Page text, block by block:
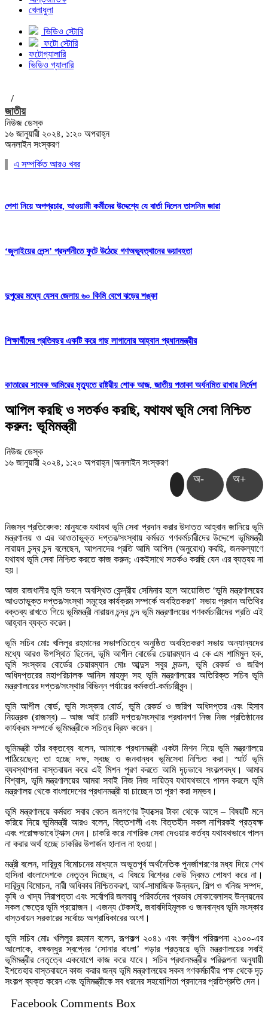
খেলাধুলা
ভিডিও স্টোরি
ফটো স্টোরি
ফটোগ্যালারি
ভিডিও গ্যালারি
/
জাতীয়
নিউজ ডেস্ক
১৬ জানুয়ারী ২০২৪, ১:২০ অপরাহ্ন
অনলাইন সংস্করণ
এ সম্পর্কিত আরও খবর
পেশা নিয়ে অপপ্রচার, আওয়ামী কর্মীদের উদ্দেশ্যে যে বার্তা দিলেন তাসনিম জারা
‘জুলাইয়ের লেন্স’ প্রদর্শনীতে ফুটে উঠেছে গণঅভ্যুত্থানের ভয়াবহতা
দুপুরের মধ্যে যেসব জেলায় ৬০ কিমি বেগে ঝড়ের শঙ্কা
শিক্ষার্থীদের প্রতিবছর একটি করে গাছ লাগানোর আহ্বান প্রধানমন্ত্রীর
কাতারের সাবেক আমিরের মৃত্যুতে রাষ্ট্রীয় শোক আজ, জাতীয় পতাকা অর্ধনমিত রাখার নির্দেশ
আপিল করছি ও সতর্কও করছি, যথাযথ ভূমি সেবা নিশ্চিত
করুন: ভূমিমন্ত্রী
নিউজ ডেস্ক
১৬ জানুয়ারী ২০২৪, ১:২০ অপরাহ্ন |অনলাইন সংস্করণ
অ- অ+
নিজস্ব প্রতিবেদক: মানুষকে যথাযথ ভূমি সেবা প্রদান করার উদাত্ত আহ্বান জানিয়ে ভূমি
মন্ত্রণালয় ও এর আওতাভুক্ত দপ্তর/সংস্থায় কর্মরত গণকর্মচারীদের উদ্দেশে ভূমিমন্ত্রী
নারায়ন চন্দ্র চন্দ বলেছেন, আপনাদের প্রতি আমি আপিল (অনুরোধ) করছি, জনকল্যাণে
যথাযথ ভূমি সেবা নিশ্চিত করতে কাজ করুন; একইসাথে সতর্কও করছি যেন এর ব্যত্যয় না
হয়।
আজ রাজধানীর ভূমি ভবনে অবস্থিত কেন্দ্রীয় সেমিনার হলে আয়োজিত ‘ভূমি মন্ত্রণালয়ের
আওতাভুক্ত দপ্তর/সংস্থা সমূহের কার্যক্রম সম্পর্কে অবহিতকরণ’ সভায় প্রধান অতিথির
বক্তব্য রাখতে গিয়ে ভূমিমন্ত্রী নারায়ন চন্দ্র চন্দ ভূমি মন্ত্রণালয়ের গণকর্মচারীদের প্রতি এই
আহ্বান ব্যক্ত করেন।
ভূমি সচিব মোঃ খলিলুর রহমানের সভাপতিত্বে অনুষ্ঠিত অবহিতকরণ সভায় অন্যান্যদের
মধ্যে আরও উপস্থিত ছিলেন, ভূমি আপীল বোর্ডের চেয়ারম্যান এ কে এম শামিমুল হক,
ভূমি সংস্কার বোর্ডের চেয়ারম্যান মোঃ আব্দুস সবুর মন্ডল, ভূমি রেকর্ড ও জরিপ
অধিদপ্তরের মহাপরিচালক আনিস মাহমুদ সহ ভূমি মন্ত্রণালয়ের অতিরিক্ত সচিব ভূমি
মন্ত্রণালয়ের দপ্তর/সংস্থার বিভিন্ন পর্যায়ের কর্মকর্তা-কর্মচারীবৃন্দ।
ভূমি আপীল বোর্ড, ভূমি সংস্কার বোর্ড, ভূমি রেকর্ড ও জরিপ অধিদপ্তর এবং হিসাব
নিয়ন্ত্রক (রাজস্ব) – আজ আই চারটি দপ্তর/সংস্থার প্রধানগণ নিজ নিজ প্রতিষ্ঠানের
কার্যক্রম সম্পর্কে ভূমিমন্ত্রীকে সচিত্র ব্রিফ করেন।
ভূমিমন্ত্রী তাঁর বক্তব্যে বলেন, আমাকে প্রধানমন্ত্রী একটা মিশন নিয়ে ভূমি মন্ত্রণালয়ে
পাঠিয়েছেন; তা হচ্ছে দক্ষ, স্বচ্ছ ও জনবান্ধব ভূমিসেবা নিশ্চিত করা। স্মার্ট ভূমি
ব্যবস্থাপনা বাস্তবায়ন করে এই মিশন পূরণ করতে আমি দৃঢ়ভাবে সংকল্পবদ্ধ। আমার
বিশ্বাস, ভূমি মন্ত্রণালয়ের আমরা সবাই নিজ নিজ দায়িত্ব যথাযথভাবে পালন করলে ভূমি
মন্ত্রণালয় থেকে বাংলাদেশের প্রধানমন্ত্রী যা চাচ্ছেন তা পূরণ করা সম্ভব।
ভূমি মন্ত্রণালয়ে কর্মরত সবার বেতন জনগণের ট্যাক্সের টাকা থেকে আসে – বিষয়টি মনে
করিয়ে দিয়ে ভূমিমন্ত্রী আরও বলেন, বিত্তশালী এবং বিত্তহীন সকল নাগিরকই প্রত্যক্ষ
এবং পরোক্ষভাবে ট্যাক্স দেন। চাকরি করে নাগরিক সেবা দেওয়ার কর্তব্য যথাযথভাবে পালন
না করার অর্থ হচ্ছে চাকরির উপার্জন হালাল না হওয়া।
মন্ত্রী বলেন, দারিদ্র্য বিমোচনের মাধ্যমে অভূতপূর্ব অর্থনৈতিক পুনর্জাগরণের মধ্য দিয়ে শেখ
হাসিনা বাংলাদেশকে নেতৃত্ব দিচ্ছেন, এ বিষয়ে বিশ্বের কেউ দ্বিমত পোষণ করে না।
দারিদ্র্য বিমোচন, নারী অধিকার নিশ্চিতকরণ, আর্থ-সামাজিক উন্নয়ন, শিল্প ও খনিজ সম্পদ,
কৃষি ও খাদ্য নিরাপত্তা এবং সর্বোপরি জলবায়ু পরিবর্তনের প্রভাব মোকাবেলাসহ উন্নয়নের
সকল ক্ষেত্রে ভূমি প্রয়োজন। এজন্য টেকসই, জবাবদিহিমূলক ও জনবান্ধব ভূমি সংস্কার
বাস্তবায়ন সরকারের সর্বোচ্চ অগ্রাধিকারের অংশ।
ভূমি সচিব মোঃ খলিলুর রহমান বলেন, রূপকল্প ২০৪১ এবং বদ্বীপ পরিকল্পনা ২১০০-এর
আলোকে, বঙ্গবন্ধুর স্বপ্নের ‘সোনার বাংলা’ গড়ার প্রত্যয়ে ভূমি মন্ত্রণালয়ের সবাই
ভূমিমন্ত্রীর নেতৃত্বে একযোগে কাজ করে যাবে। সচিব প্রধানমন্ত্রীর পরিকল্পনা অনুযায়ী
ইশতেহার বাস্তবায়নে কাজ করার জন্য ভূমি মন্ত্রণালয়ের সকল গণকর্মচারীর পক্ষ থেকে দৃঢ়
সংকল্প ব্যক্ত করেন এবং ভূমিমন্ত্রীকে সব ধরনের সহযোগিতা প্রদানের প্রতিশ্রুতি দেন।
Facebook Comments Box